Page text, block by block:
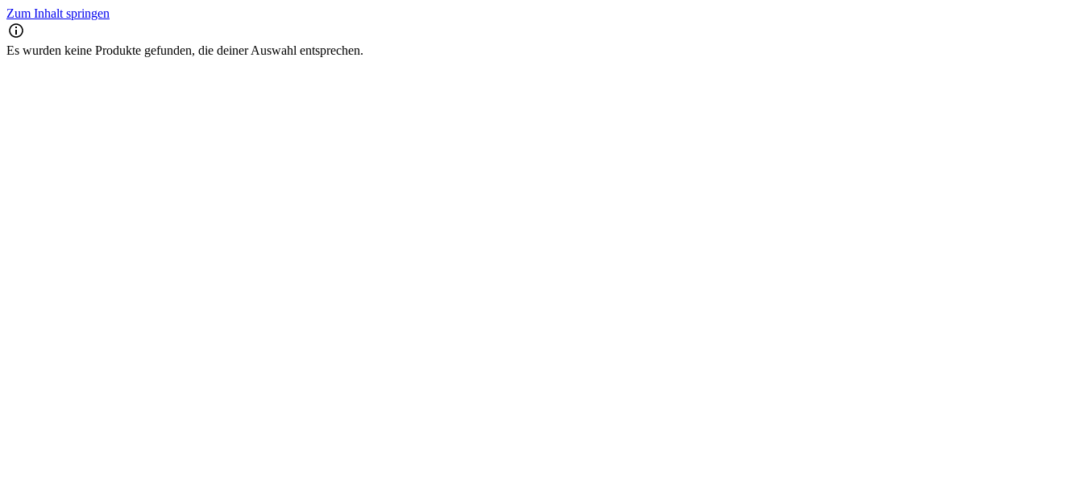
Zum Inhalt springen
Es wurden keine Produkte gefunden, die deiner Auswahl entsprechen.